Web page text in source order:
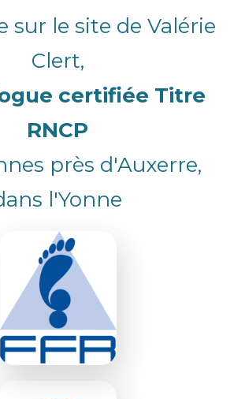
sur le site de Valérie
Clert,
certifiée Titre
RNCP
près d'Auxerre,
l'Yonne